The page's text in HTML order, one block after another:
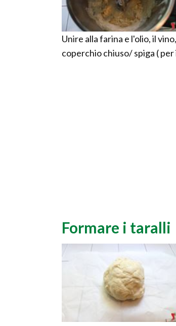
Unire alla farina e l'olio, il
coperchio chiuso/ spiga (
Formare i taralli